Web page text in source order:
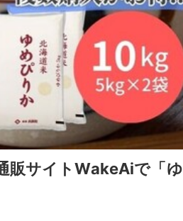
販サイトWakeAiで「ゆ